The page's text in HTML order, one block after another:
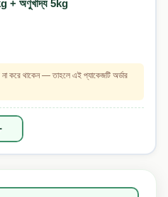
+ অণুখাদ্য 5kg
করে থাকেন — তাহলে এই প্যাকেজটি অর্ডার